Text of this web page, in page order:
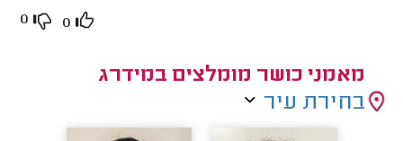
0
0
מאמני כושר מומלצים במידרג
בחירת עיר